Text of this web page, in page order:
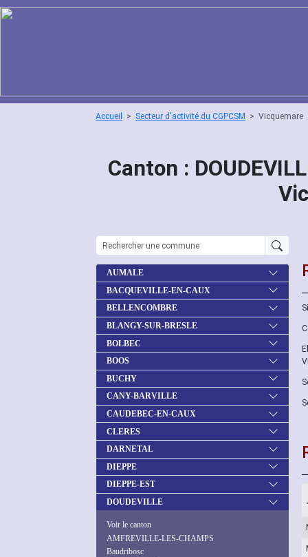
Accueil Secteur d'activité du CGPCSM Vicquemare
Canton :
AUMALE
BACQUEVILLE-EN-CAUX
BELLENCOMBRE
BLANGY-SUR-BRESLE
BOLBEC
BOOS
BUCHY
CANY-BARVILLE
CAUDEBEC-EN-CAUX
CLERES
DARNETAL
DIEPPE
DIEPPE-EST
DOUDEVILLE
Voir le canton
AMFREVILLE-LES-CHAMPS
Baudribosc